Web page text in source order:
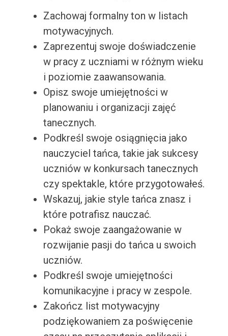
Zachowaj formalny ton w listach
motywacyjnych.
Zaprezentuj swoje doświadczenie
w pracy z uczniami w różnym wieku
i poziomie zaawansowania.
Opisz swoje umiejętności w
planowaniu i organizacji zajęć
tanecznych.
Podkreśl swoje osiągnięcia jako
nauczyciel tańca, takie jak sukcesy
uczniów w konkursach tanecznych
czy spektakle, które przygotowałeś.
Wskazuj, jakie style tańca znasz i
które potrafisz nauczać.
Pokaż swoje zaangażowanie w
rozwijanie pasji do tańca u swoich
uczniów.
Podkreśl swoje umiejętności
komunikacyjne i pracy w zespole.
Zakończ list motywacyjny
podziękowaniem za poświęcenie